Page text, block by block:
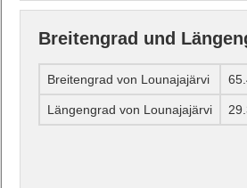
Breitengrad und
Breitengrad von Lounajajärvi
Längengrad von Lounajajärvi